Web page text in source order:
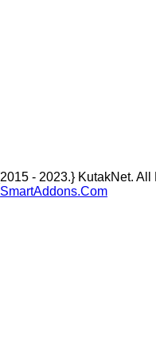
- 2023.} KutakNet. All
SmartAddons.Com